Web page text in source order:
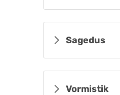
Sagedus
Vormistik